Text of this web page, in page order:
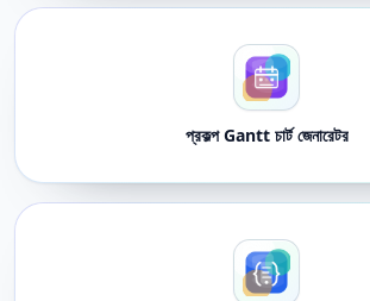
প্রকল্প Gantt চার্ট জেনারেটর